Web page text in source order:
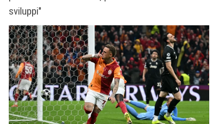
sviluppi"